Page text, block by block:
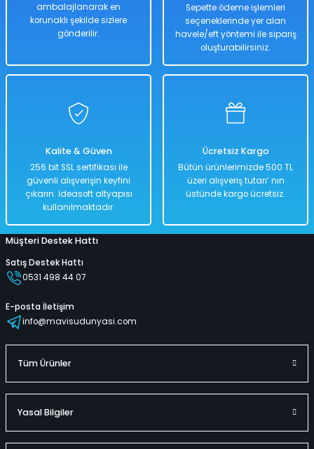
ambalajlanarak en
korunaklı şekilde sizlere
gönderilir.
Sepette ödeme işlemleri
seçeneklerinde yer alan
havele/eft yöntemi ile sipariş
oluşturabilirsiniz.
Kalite & Güven
256 bit SSL sertifikası ile
güvenli alışverişin keyfini
çıkarın. İdeasoft altyapısı
kullanılmaktadır.
Ücretsiz Kargo
Bütün ürünlerimizde 500 TL
üzeri alışveriş tutarı’ nın
üstünde kargo ücretsiz.
Müşteri Destek Hattı
Satış Destek Hattı
0531 498 44 07
E-posta İletişim
info@mavisudunyasi.com
Tüm Ürünler
Yasal Bilgiler